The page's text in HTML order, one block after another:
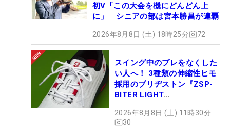
初V「この大会を機にどんどん上
に」 シニアの部は宮本勝昌が連覇
2026年8月8日 (土) 18時25分 72
スイング中のブレをなくした
い人へ！ 3種類の伸縮性ヒモ
採用のブリヂストン『ZSP-
BITER LIGHT
ュー
2026年8月8日 (土) 11時30分
30